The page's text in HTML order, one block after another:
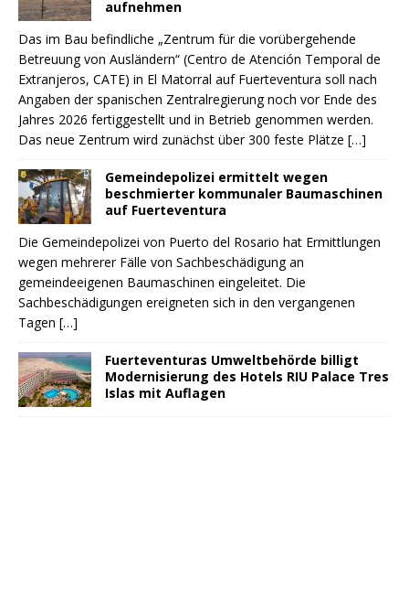
aufnehmen
Das im Bau befindliche „Zentrum für die vorübergehende
Betreuung von Ausländern“ (Centro de Atención Temporal de
Extranjeros, CATE) in El Matorral auf Fuerteventura soll nach
Angaben der spanischen Zentralregierung noch vor Ende des
Jahres 2026 fertiggestellt und in Betrieb genommen werden.
Das neue Zentrum wird zunächst über 300 feste Plätze […]
Gemeindepolizei ermittelt wegen
beschmierter kommunaler Baumaschinen
auf Fuerteventura
Die Gemeindepolizei von Puerto del Rosario hat Ermittlungen
wegen mehrerer Fälle von Sachbeschädigung an
gemeindeeigenen Baumaschinen eingeleitet. Die
Sachbeschädigungen ereigneten sich in den vergangenen
Tagen […]
Fuerteventuras Umweltbehörde billigt
Modernisierung des Hotels RIU Palace Tres
Islas mit Auflagen